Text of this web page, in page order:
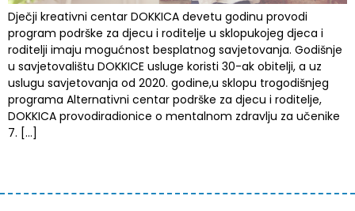
Dječji kreativni centar DOKKICA devetu godinu provodi
program podrške za djecu i roditelje u sklopukojeg djeca i
roditelji imaju mogućnost besplatnog savjetovanja. Godišnje
u savjetovalištu DOKKICE usluge koristi 30-ak obitelji, a uz
uslugu savjetovanja od 2020. godine,u sklopu trogodišnjeg
programa Alternativni centar podrške za djecu i roditelje,
DOKKICA provodiradionice o mentalnom zdravlju za učenike
7. […]